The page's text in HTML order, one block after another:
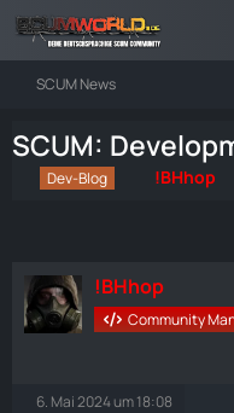
SCUM News
SCUM:
Dev-Blog !BHhop
!BHhop
Community
6. Mai 2024 um 18:08